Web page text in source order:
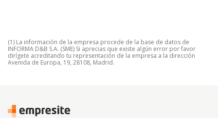
(1) La información de la empresa procede de la base de datos de
INFORMA D&B S.A. (SME) Si aprecias que existe algún error por favor
dirígete acreditando tu representación de la empresa a la dirección
Avenida de Europa, 19, 28108, Madrid.